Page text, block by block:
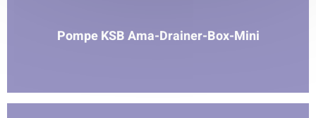
Pompe KSB Ama-Drainer-Box-Mini